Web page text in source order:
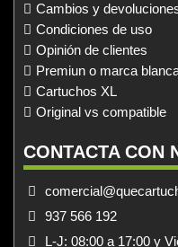
Cambios y
Condiciones de uso
Opinión de clientes
Premiun o marca
Cartuchos XL
Original vs compatible
CONTACTA CON
937 566 192
L-J: 08:00 a 17:00 y